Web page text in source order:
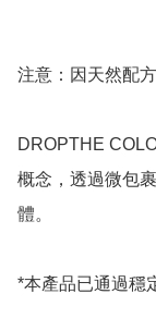
注意：因天然配
DROPTHE
概念，透過微包
體。
*本產品已通過穩